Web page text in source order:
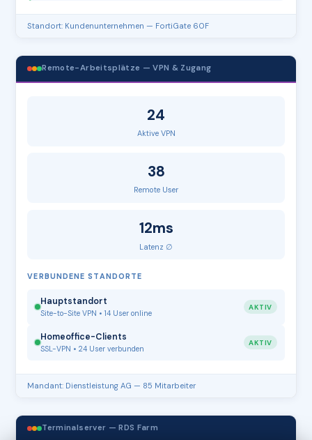
Standort: Kundenunternehmen — FortiGate 60F
Remote-Arbeitsplätze — VPN & Zugang
24
Aktive VPN
38
Remote User
12ms
Latenz ∅
VERBUNDENE STANDORTE
Hauptstandort
Site-to-Site VPN • 14 User online
AKTIV
Homeoffice-Clients
SSL-VPN • 24 User verbunden
AKTIV
Mandant: Dienstleistung AG — 85 Mitarbeiter
Terminalserver — RDS Farm